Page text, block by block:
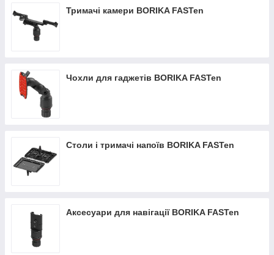
Тримачі камери BORIKA FASTen
Чохли для гаджетів BORIKA FASTen
Столи і тримачі напоїв BORIKA FASTen
Аксесуари для навігації BORIKA FASTen